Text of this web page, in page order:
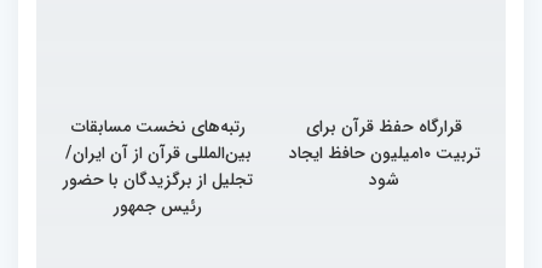
قرارگاه حفظ قرآن برای
تربیت ۱۰میلیون حافظ ایجاد
شود
رتبه‌های نخست مسابقات
بین‌المللی قرآن از آن ایران/
تجلیل از برگزیدگان با حضور
رئیس جمهور